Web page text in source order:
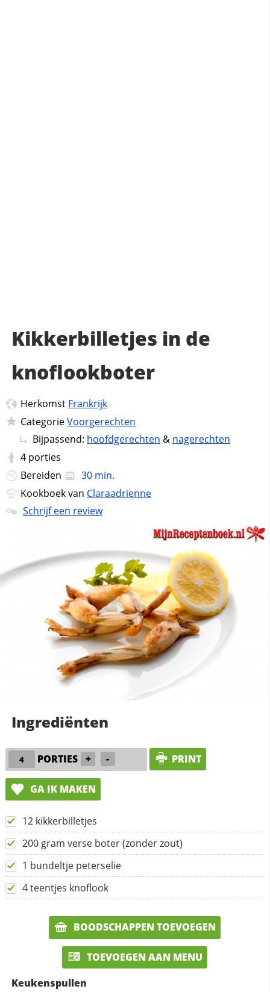
Kikkerbilletjes in de
knoflookboter
Herkomst Frankrijk
CategorieVoorgerechten
Bijpassend: hoofdgerechten & nagerechten
4 porties
Bereiden
30 min.
Kookboek van Claraadrienne
Schrijf een review
Ingrediënten
PORTIES + - PRINT
GA IK MAKEN
12 kikkerbilletjes
200 gram verse boter (zonder zout)
1 bundeltje peterselie
4 teentjes knoflook
BOODSCHAPPEN TOEVOEGEN
TOEVOEGEN AAN MENU
Keukenspullen